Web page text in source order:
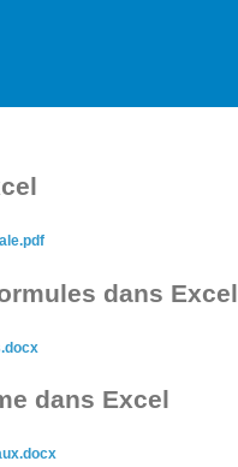
dans Excel
dans Excel